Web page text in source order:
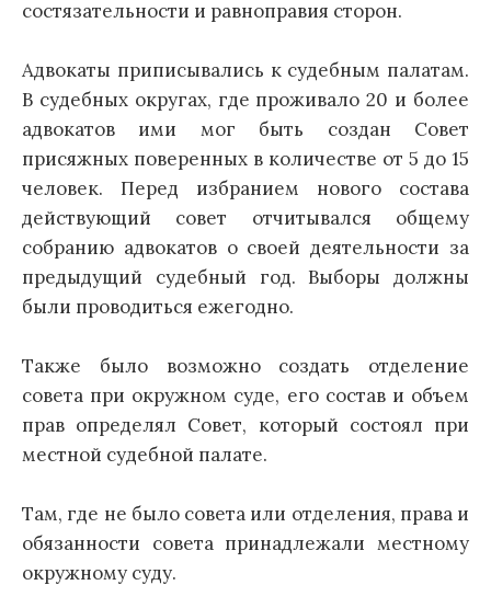
состязательности и равноправия сторон.
Адвокаты приписывались к судебным палатам.
В судебных округах, где проживало 20 и более
адвокатов ими мог быть создан Совет
присяжных поверенных в количестве от 5 до 15
человек. Перед избранием нового состава
действующий совет отчитывался общему
собранию адвокатов о своей деятельности за
предыдущий судебный год. Выборы должны
были проводиться ежегодно.
Также было возможно создать отделение
совета при окружном суде, его состав и объем
прав определял Совет, который состоял при
местной судебной палате.
Там, где не было совета или отделения, права и
обязанности совета принадлежали местному
окружному суду.